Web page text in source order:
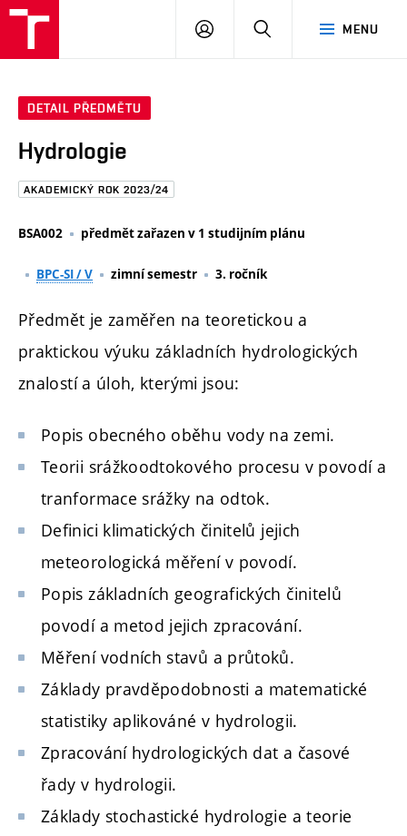
Brno
MENU
PŘIHLÁSIT
DETAIL PŘEDMĚTU
Hydrologie
AKADEMICKÝ ROK 2023/24
BSA002 předmět zařazen v 1 studijním plánu
BPC-SI / V zimní semestr 3. ročník
Předmět je zaměřen na teoretickou a
praktickou výuku základních hydrologických
znalostí a úloh, kterými jsou:
Popis obecného oběhu vody na zemi.
Teorii srážkoodtokového procesu v povodí a
tranformace srážky na odtok.
Definici klimatických činitelů jejich
meteorologická měření v povodí.
Popis základních geografických činitelů
povodí a metod jejich zpracování.
Měření vodních stavů a průtoků.
Základy pravděpodobnosti a matematické
statistiky aplikováné v hydrologii.
Zpracování hydrologických dat a časové
řady v hydrologii.
Základy stochastické hydrologie a teorie